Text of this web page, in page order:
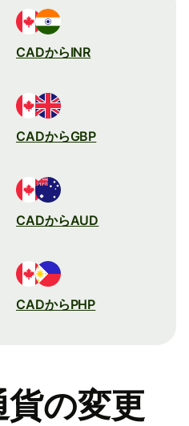
CADからINR
CADからGBP
CADからAUD
CADからPHP
の変更